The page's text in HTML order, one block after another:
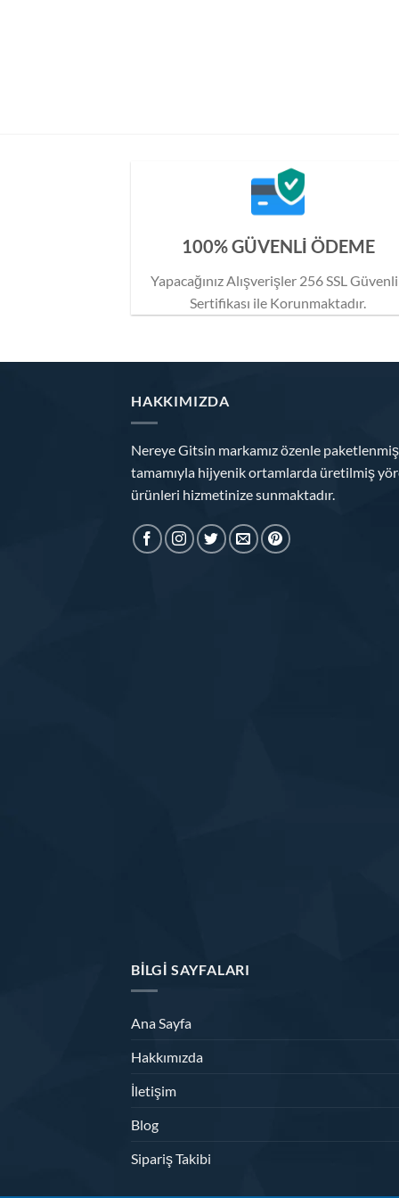
100% GÜVENLİ ÖDEME
Yapacağınız Alışverişler 256 SSL
Sertifikası ile Korunmaktadır.
HAKKIMIZDA
Nereye Gitsin markamız özenle paketlenmiş
tamamıyla hijyenik ortamlarda üretilmiş
ürünleri hizmetinize sunmaktadır.
BILGI SAYFALARI
Ana Sayfa
Hakkımızda
İletişim
Blog
Sipariş Takibi